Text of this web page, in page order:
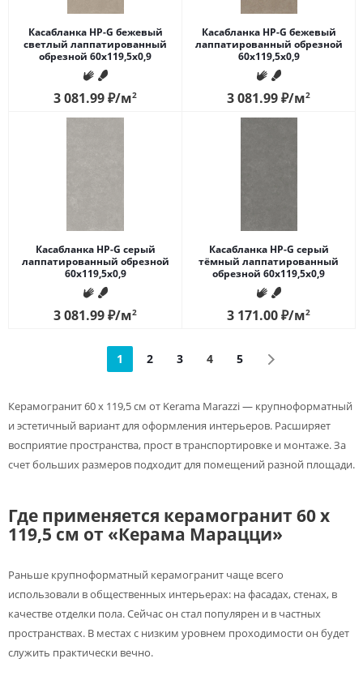
Касабланка HP-G бежевый
светлый лаппатированный
обрезной 60x119,5x0,9
3 081.99₽/м2
Касабланка HP-G бежевый
лаппатированный обрезной
60x119,5x0,9
3 081.99₽/м2
Касабланка HP-G серый
лаппатированный обрезной
60x119,5x0,9
3 081.99₽/м2
Касабланка HP-G серый
тёмный лаппатированный
обрезной 60x119,5x0,9
3 171.00₽/м2
1 2 3 4 5
Керамогранит 60 х 119,5 см от Kerama Marazzi — крупноформатный
и эстетичный вариант для оформления интерьеров. Расширяет
восприятие пространства, прост в транспортировке и монтаже. За
счет больших размеров подходит для помещений разной площади.
Где применяется керамогранит 60 х
119,5 см от «Керама Марацци»
Раньше крупноформатный керамогранит чаще всего
использовали в общественных интерьерах: на фасадах, стенах, в
качестве отделки пола. Сейчас он стал популярен и в частных
пространствах. В местах с низким уровнем проходимости он будет
служить практически вечно.